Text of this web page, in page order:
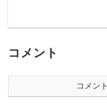
コメント
コメン